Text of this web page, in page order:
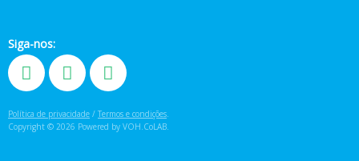
Siga-nos:
Política de privacidade / Termos e condições.
Copyright © 2026 Powered by VOH.CoLAB.